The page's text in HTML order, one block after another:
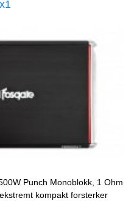
Punch Monoblokk, 1 Ohm
kompakt forsterker